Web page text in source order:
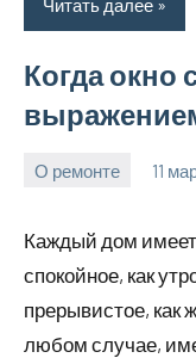
Читать далее
Когда окно
О ремонте 11
Avtor
Нет
Каждый дом имеет
спокойное, как
прерывистое, как
любом случае,